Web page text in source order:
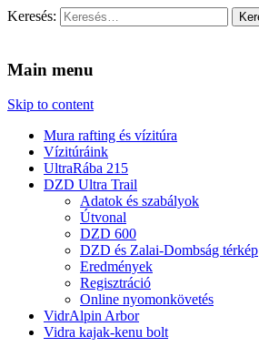
Keresés:
Main menu
Skip to content
Mura rafting és vízitúra
Vízitúráink
UltraRába 215
DZD Ultra Trail
Adatok és szabályok
Útvonal
DZD 600
DZD és Zalai-Dombság térkép
Eredmények
Regisztráció
Online nyomonkövetés
VidrAlpin Arbor
Vidra kajak-kenu bolt